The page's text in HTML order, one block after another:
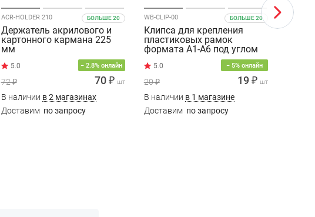
БОЛЬШЕ 20
ACR-HOLDER 210
Держатель акрилового и
картонного кармана 225
мм
− 2.8% онлайн
72 ₽ 70 ₽ шт
В наличии в 2 магазинах
Доставим по запросу
БОЛЬШЕ 20
WB-CLIP-00
Клипса для крепления
пластиковых рамок
формата A1-A6 под углом
− 5% онлайн
20 ₽ 19 ₽ шт
В наличии в 1 магазине
Доставим по запросу
WB-